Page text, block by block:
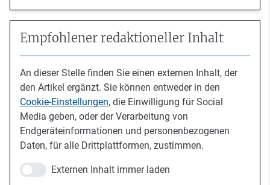
Empfohlener redaktioneller Inhalt
An dieser Stelle finden Sie einen externen Inhalt, der
den Artikel ergänzt. Sie können entweder in den
Cookie-Einstellungen, die Einwilligung für Social
Media geben, oder der Verarbeitung von
Endgeräteinformationen und personenbezogenen
Daten, für alle Drittplattformen, zustimmen.
Externen Inhalt immer laden